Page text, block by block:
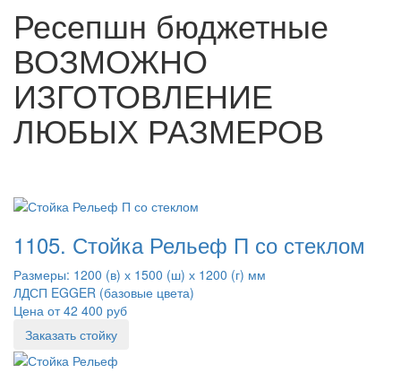
Ресепшн бюджетные
ВОЗМОЖНО
ИЗГОТОВЛЕНИЕ
ЛЮБЫХ РАЗМЕРОВ
1105. Стойка Рельеф П со стеклом
Размеры: 1200 (в) х 1500 (ш) х 1200 (г) мм
ЛДСП EGGER (базовые цвета)
Цена от 42 400 руб
Заказать стойку